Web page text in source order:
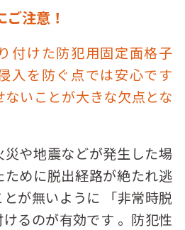
ご注意！
付けた防犯用固定面格子
入を防ぐ点では安心です
いことが大きな欠点とな
や地震などが発生した場
めに脱出経路が絶たれ逃
が無いように 「非常時脱
るのが有効です 。防犯性